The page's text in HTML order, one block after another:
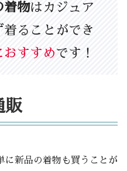
着物はカジュア
ることができ
おすすめです！
販
に新品の着物も買うことが